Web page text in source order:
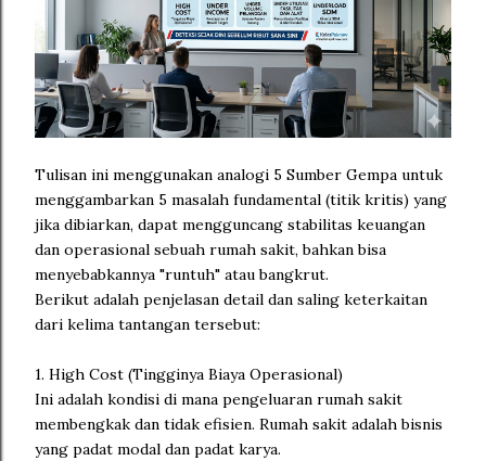
Tulisan ini menggunakan analogi 5 Sumber Gempa untuk
menggambarkan 5 masalah fundamental (titik kritis) yang
jika dibiarkan, dapat mengguncang stabilitas keuangan
dan operasional sebuah rumah sakit, bahkan bisa
menyebabkannya "runtuh" atau bangkrut.
Berikut adalah penjelasan detail dan saling keterkaitan
dari kelima tantangan tersebut:
1. High Cost (Tingginya Biaya Operasional)
Ini adalah kondisi di mana pengeluaran rumah sakit
membengkak dan tidak efisien. Rumah sakit adalah bisnis
yang padat modal dan padat karya.